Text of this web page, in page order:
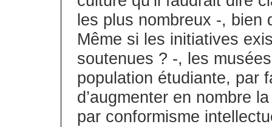
les plus nombreux -,
Même si les initiatives
soutenues ? -, les
population étudiante, par
d’augmenter en nombre
par conformisme